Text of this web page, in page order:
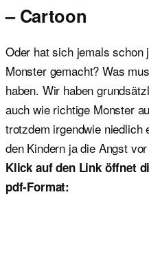
– Cartoon
Oder hat sich jemals schon
Monster gemacht? Was
haben. Wir haben
auch wie richtige Monster
trotzdem irgendwie
den Kindern ja die Angst
Klick auf den Link öffnet
pdf-Format: